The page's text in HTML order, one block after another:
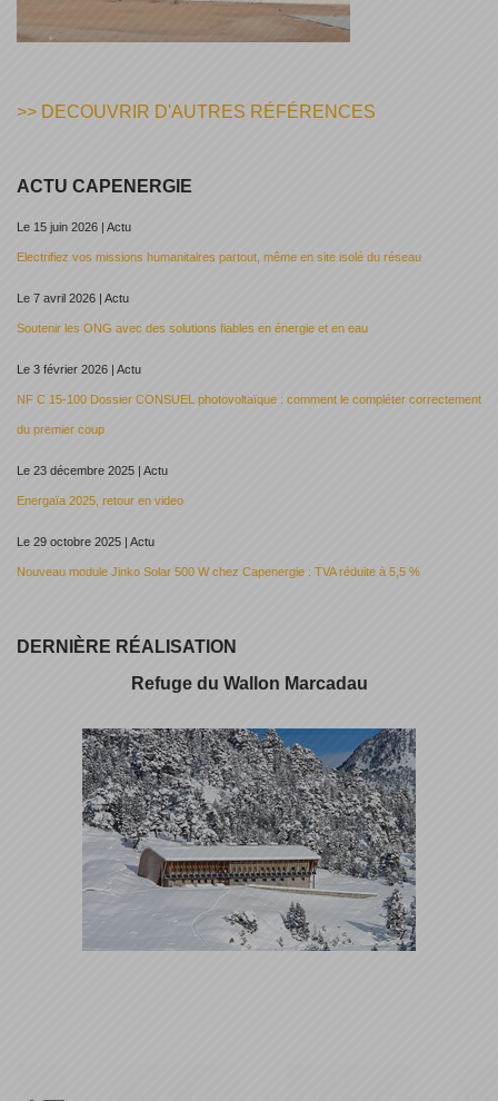
>> DECOUVRIR D'AUTRES RÉFÉRENCES
ACTU CAPENERGIE
Le 15 juin 2026 | Actu
Electrifiez vos missions humanitaires partout, même en site isolé du réseau
Le 7 avril 2026 | Actu
Soutenir les ONG avec des solutions fiables en énergie et en eau
Le 3 février 2026 | Actu
NF C 15-100 Dossier CONSUEL photovoltaïque : comment le compléter correctement
du premier coup
Le 23 décembre 2025 | Actu
Energaïa 2025, retour en video
Le 29 octobre 2025 | Actu
Nouveau module Jinko Solar 500 W chez Capenergie : TVA réduite à 5,5 %
DERNIÈRE RÉALISATION
Refuge du Wallon Marcadau